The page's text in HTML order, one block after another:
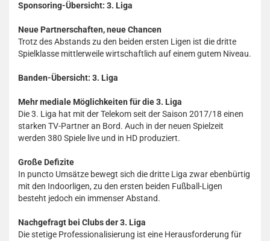
Sponsoring-Übersicht: 3. Liga
Neue Partnerschaften, neue Chancen
Trotz des Abstands zu den beiden ersten Ligen ist die dritte
Spielklasse mittlerweile wirtschaftlich auf einem gutem Niveau.
Banden-Übersicht: 3. Liga
Mehr mediale Möglichkeiten für die 3. Liga
Die 3. Liga hat mit der Telekom seit der Saison 2017/18 einen
starken TV-Partner an Bord. Auch in der neuen Spielzeit
werden 380 Spiele live und in HD produziert.
Große Defizite
In puncto Umsätze bewegt sich die dritte Liga zwar ebenbürtig
mit den Indoorligen, zu den ersten beiden Fußball-Ligen
besteht jedoch ein immenser Abstand.
Nachgefragt bei Clubs der 3. Liga
Die stetige Professionalisierung ist eine Herausforderung für